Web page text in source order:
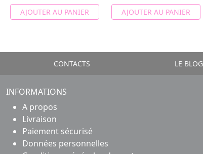
AJOUTER AU PANIER AJOUTER AU PANIER
CONTACTS LE BLOG
INFORMATIONS
A propos
Livraison
Paiement sécurisé
Données personnelles